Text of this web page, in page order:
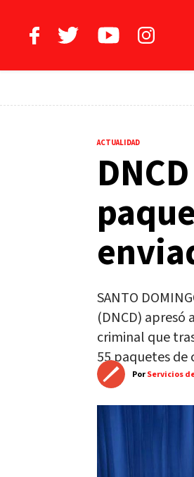
ACTUALIDAD
SANTO
(DNCD) apresó
criminal que
55 paquetes de
PorServicios